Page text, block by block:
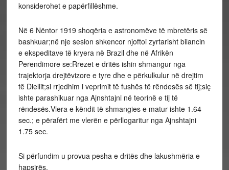
konsiderohet e papërfillëshme.
Në 6 Nëntor 1919 shoqëria e astronomëve të mbretëris së
bashkuar;në nje sesion shkencor njoftoi zyrtarisht bilancin
e ekspeditave të kryera në Brazil dhe në Afrikën
Perendimore se:Rrezet e dritës ishin shmangur nga
trajektorja drejtëvizore e tyre dhe e përkulkulur në drejtim
të Diellit;si rrjedhim i veprimit të fushës të rëndesës së tij;siç
ishte parashikuar nga Ajnshtajni në teorinë e tij të
rëndesës.Vlera e këndit të shmangies e matur ishte 1.64
sec.; e përafërt me vlerën e përllogaritur nga Ajnshtajni
1.75 sec.
Si përfundim u provua pesha e dritës dhe lakushmëria e
hapsirës.